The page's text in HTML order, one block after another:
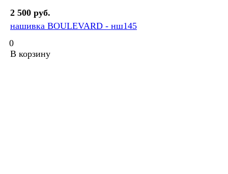
2 500 руб.
нашивка BOULEVARD - нш145
0
В корзину